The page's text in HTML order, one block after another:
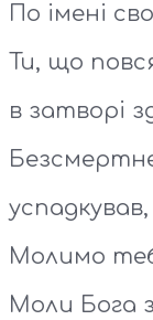
По імені
Ти, що
в затворі
успадкував,
Молимо
Моли Бога